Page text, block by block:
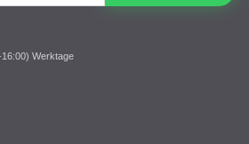
Werktage